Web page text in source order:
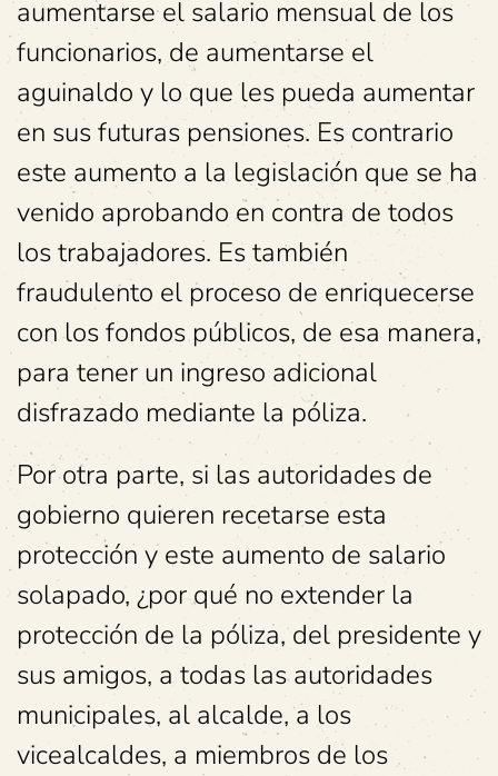
aumentarse el salario mensual de los
funcionarios, de aumentarse el
aguinaldo y lo que les pueda aumentar
en sus futuras pensiones. Es contrario
este aumento a la legislación que se ha
venido aprobando en contra de todos
los trabajadores. Es también
fraudulento el proceso de enriquecerse
con los fondos públicos, de esa manera,
para tener un ingreso adicional
disfrazado mediante la póliza.
Por otra parte, si las autoridades de
gobierno quieren recetarse esta
protección y este aumento de salario
solapado, ¿por qué no extender la
protección de la póliza, del presidente y
sus amigos, a todas las autoridades
municipales, al alcalde, a los
vicealcaldes, a miembros de los